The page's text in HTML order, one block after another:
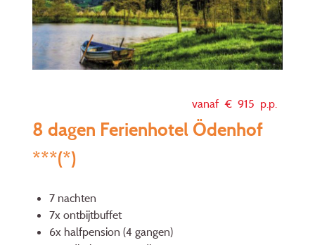
vanaf € 915 p.p.
8 dagen Ferienhotel Ödenhof
***(*)
7 nachten
7x ontbijtbuffet
6x halfpension (4 gangen)